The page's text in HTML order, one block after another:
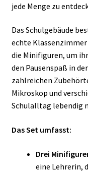
jede Menge zu
Das Schulgebäude
echte
die Minifiguren, um
den Pausenspaß in
zahlreichen
Mikroskop und
Schulalltag lebendig
Das Set umfasst:
Drei
eine Lehrerin,